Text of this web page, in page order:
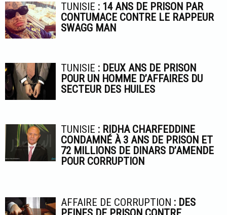
TUNISIE : 14 ANS DE PRISON PAR
CONTUMACE CONTRE LE RAPPEUR
SWAGG MAN
TUNISIE : DEUX ANS DE PRISON
POUR UN HOMME D’AFFAIRES DU
SECTEUR DES HUILES
TUNISIE : RIDHA CHARFEDDINE
CONDAMNÉ À 3 ANS DE PRISON ET
72 MILLIONS DE DINARS D’AMENDE
POUR CORRUPTION
AFFAIRE DE CORRUPTION : DES